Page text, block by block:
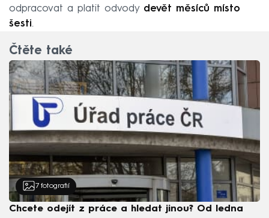
odpracovat a platit odvody devět měsíců místo
šesti.
Čtěte také
7 fotografií
Chcete odejít z práce a hledat jinou? Od ledna